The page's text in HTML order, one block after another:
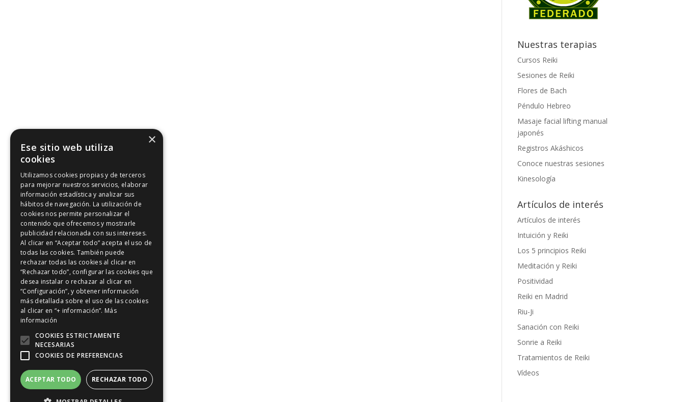
Nuestras terapias
Cursos Reiki
Sesiones de Reiki
Flores de Bach
Péndulo Hebreo
Masaje facial lifting manual
japonés
Registros Akáshicos
Conoce nuestras sesiones
Kinesología
Artículos de interés
Artículos de interés
Intuición y Reiki
Los 5 principios Reiki
Meditación y Reiki
Positividad
Reiki en Madrid
Riu-Ji
Sanación con Reiki
Sonrie a Reiki
Tratamientos de Reiki
Vídeos
×
Ese sitio web utiliza
cookies
Utilizamos cookies propias y de terceros
para mejorar nuestros servicios, elaborar
información estadística y analizar sus
hábitos de navegación. La utilización de
cookies nos permite personalizar el
contenido que ofrecemos y mostrarle
publicidad relacionada con sus intereses.
Al clicar en “Aceptar todo” acepta el uso de
todas las cookies. También puede
rechazar todas las cookies al clicar en
“Rechazar todo”, configurar las cookies que
desea instalar o rechazar al clicar en
“Configuración”, y obtener información
más detallada sobre el uso de las cookies
al clicar en “+ información”. Más
información
COOKIES ESTRICTAMENTE
NECESARIAS
COOKIES DE PREFERENCIAS
ACEPTAR TODO RECHAZAR TODO